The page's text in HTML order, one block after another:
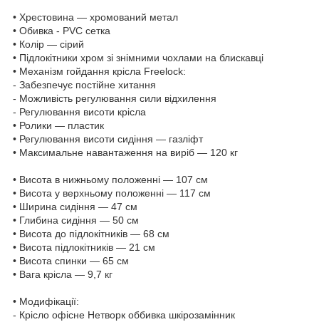
• Хрестовина — хромований метал
• Обивка - PVC сетка
• Колір — сірий
• Підлокітники хром зі знімними чохлами на блискавці
• Механізм гойдання крісла Freelock:
- Забезпечує постійне хитання
- Можливість регулювання сили відхилення
- Регулювання висоти крісла
• Ролики — пластик
• Регулювання висоти сидіння — газліфт
• Максимальне навантаження на виріб — 120 кг
• Висота в нижньому положенні — 107 см
• Висота у верхньому положенні — 117 см
• Ширина сидіння — 47 см
• Глибина сидіння — 50 см
• Висота до підлокітників — 68 см
• Висота підлокітників — 21 см
• Висота спинки — 65 см
• Вага крісла — 9,7 кг
• Модифікації:
- Крісло офісне Нетворк оббивка шкірозамінник